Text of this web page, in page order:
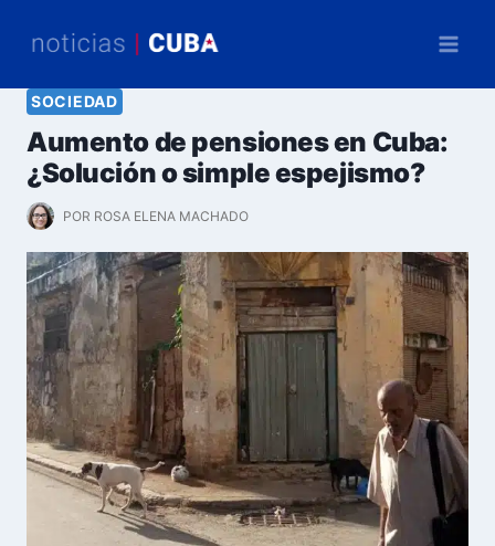
SOCIEDAD
Aumento de pensiones en Cuba:
¿Solución o simple espejismo?
POR ROSA ELENA MACHADO